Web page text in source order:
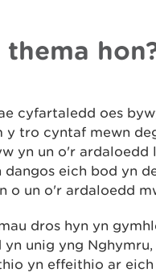
thema
cyfartaledd oes
y tro cyntaf mewn
yn un o'r
dangos eich bod yn
o un o'r ardaloedd
dros hyn yn
yn unig yng
yn effeithio ar